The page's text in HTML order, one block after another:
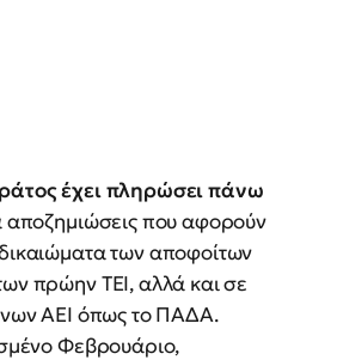
έχει πληρώσει πάνω
αποζημιώσεις που αφορούν
των αποφοίτων
πρώην ΤΕΙ, αλλά και σε
ΑΕΙ όπως το ΠΑΔΑ.
Φεβρουάριο,